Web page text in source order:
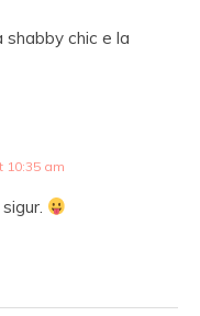
shabby chic e la
10:35 am